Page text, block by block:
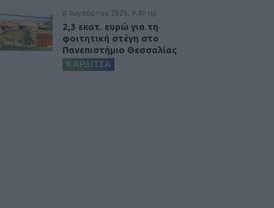
8 Αυγούστου 2026, 9:40 πμ
2,3 εκατ. ευρώ για τη
φοιτητική στέγη στο
Πανεπιστήμιο Θεσσαλίας
ΚΑΡΔΙΤΣΑ